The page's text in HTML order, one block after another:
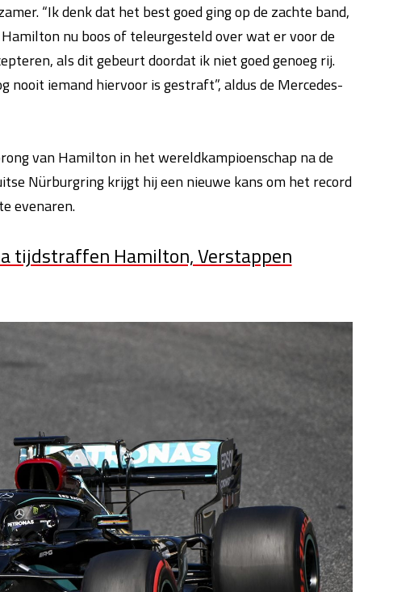
“Ik denk dat het best goed ging op de zachte band,
nu boos of teleurgesteld over wat er voor de
als dit gebeurt doordat ik niet goed genoeg rij.
nooit iemand hiervoor is gestraft”, aldus de Mercedes-
van Hamilton in het wereldkampioenschap na de
Nürburgring krijgt hij een nieuwe kans om het record
evenaren.
tijdstraffen Hamilton, Verstappen